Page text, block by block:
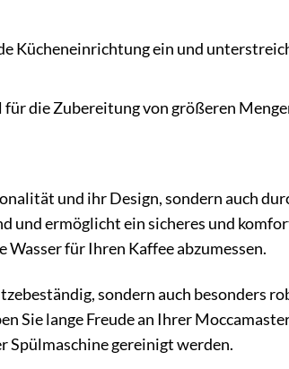
Kücheneinrichtung ein und
die Zubereitung von größeren
und ihr Design, sondern auch
und ermöglicht ein sicheres und
für Ihren Kaffee abzumessen.
sondern auch besonders
Sie lange Freude an Ihrer
Spülmaschine gereinigt werden.